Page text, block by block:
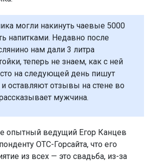
могли накинуть чаевые 5000
напитками. Недавно после
нам дали 3 литра
теперь не знаем, как с ней
на следующей день пишут
и оставляют отзывы на стене во
мужчина.
опытный ведущий Егор Канцев
ОТС-Горсайта, что его
из всех — это свадьба, из-за